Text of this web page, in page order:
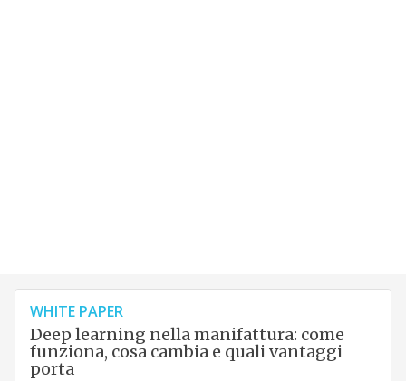
WHITE PAPER
Deep learning nella manifattura: come
funziona, cosa cambia e quali vantaggi
porta